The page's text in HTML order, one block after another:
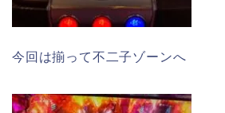
今回は揃って不二子ゾーンへ